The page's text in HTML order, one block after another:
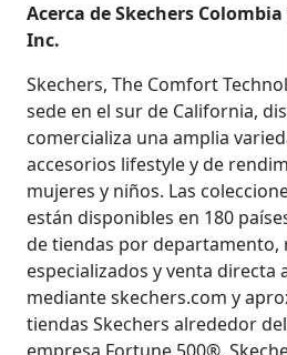
Acerca de Skechers Colombia
Inc.
Skechers, The Comfort
sede en el sur de California,
comercializa una amplia
accesorios lifestyle y de
mujeres y niños. Las
están disponibles en 180
de tiendas por departamento,
especializados y venta directa
mediante skechers.com y
tiendas Skechers alrededor